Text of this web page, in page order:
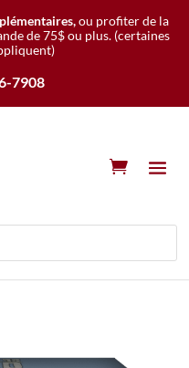
ou profiter de la
de 75$ ou plus. (certaines
7908